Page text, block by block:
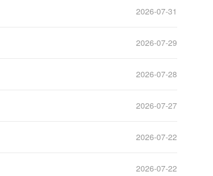
2026-07-31
2026-07-29
2026-07-28
2026-07-27
2026-07-22
2026-07-22